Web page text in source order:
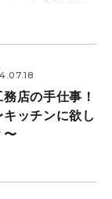
店の手仕事！
ッチンに欲し
〜